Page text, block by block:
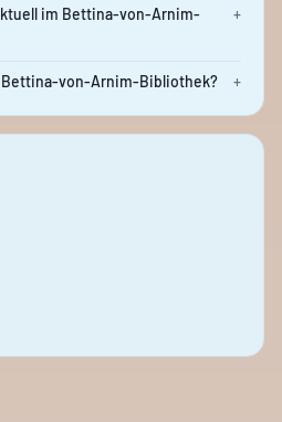
im Bettina-von-Arnim-
+
Bettina-von-Arnim-Bibliothek? +